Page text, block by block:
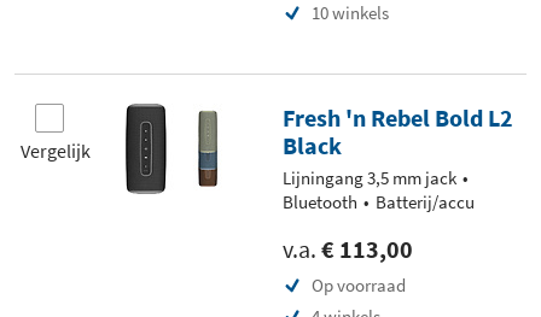
10 winkels
Vergelijk
Fresh 'n Rebel Bold L2
Black
Lijningang 3,5 mm jack
Bluetooth
Batterij/accu
v.a. € 113,00
Op voorraad